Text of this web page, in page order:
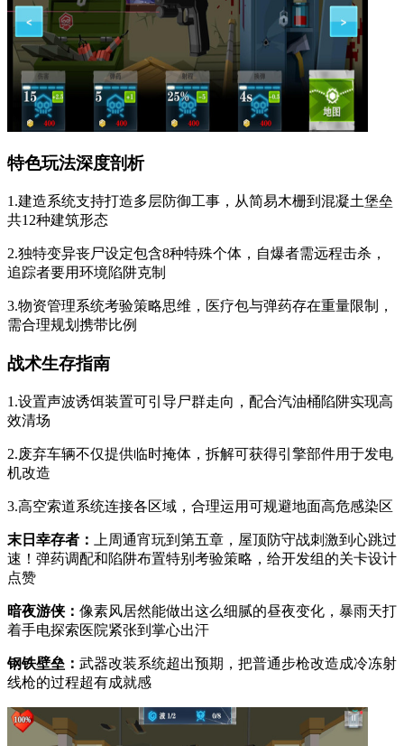
特色玩法深度剖析
1.建造系统支持打造多层防御工事，从简易木栅到混凝土堡垒
共12种建筑形态
2.独特变异丧尸设定包含8种特殊个体，自爆者需远程击杀，
追踪者要用环境陷阱克制
3.物资管理系统考验策略思维，医疗包与弹药存在重量限制，
需合理规划携带比例
战术生存指南
1.设置声波诱饵装置可引导尸群走向，配合汽油桶陷阱实现高
效清场
2.废弃车辆不仅提供临时掩体，拆解可获得引擎部件用于发电
机改造
3.高空索道系统连接各区域，合理运用可规避地面高危感染区
末日幸存者：
上周通宵玩到第五章，屋顶防守战刺激到心跳过
速！弹药调配和陷阱布置特别考验策略，给开发组的关卡设计
点赞
暗夜游侠： 像素风居然能做出这么细腻的昼夜变化，暴雨天打
着手电探索医院紧张到掌心出汗
钢铁壁垒： 武器改装系统超出预期，把普通步枪改造成冷冻射
线枪的过程超有成就感